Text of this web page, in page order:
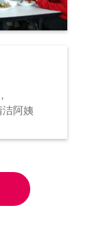
阿姨